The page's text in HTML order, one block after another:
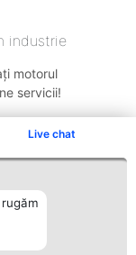
Live chat
industrie
motorul
servicii!